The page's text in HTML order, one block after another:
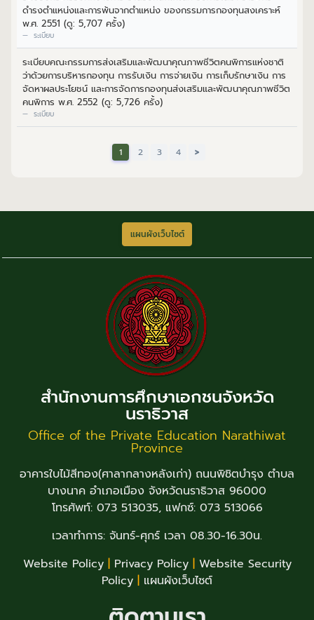
ดำรงตำแหน่งและการพ้นจากตำแหน่ง ของกรรมการกองทุนสงเคราะห์
พ.ศ. 2551 (ดู: 5,707 ครั้ง)
ระเบียบ
ระเบียบคณะกรรมการส่งเสริมและพัฒนาคุณภาพชีวิตคนพิการแห่งชาติ
ว่าด้วยการบริหารกองทุน การรับเงิน การจ่ายเงิน การเก็บรักษาเงิน การ
จัดหาผลประโยชน์ และการจัดการกองทุนส่งเสริมและพัฒนาคุณภาพชีวิต
คนพิการ พ.ศ. 2552 (ดู: 5,726 ครั้ง)
ระเบียบ
1 2 3 4 >
แผนผังเว็บไซต์
สำนักงานการศึกษาเอกชนจังหวัด
นราธิวาส
Office of the Private Education Narathiwat
Province
อาคารใบไม้สีทอง(ศาลากลางหลังเก่า) ถนนพิชิตบำรุง ตำบล
บางนาค อำเภอเมือง จังหวัดนราธิวาส 96000
โทรศัพท์: 073 513035, แฟกซ์: 073 513066
เวลาทำการ: จันทร์-ศุกร์ เวลา 08.30-16.30น.
Website Policy | Privacy Policy | Website Security
Policy | แผนผังเว็บไซต์